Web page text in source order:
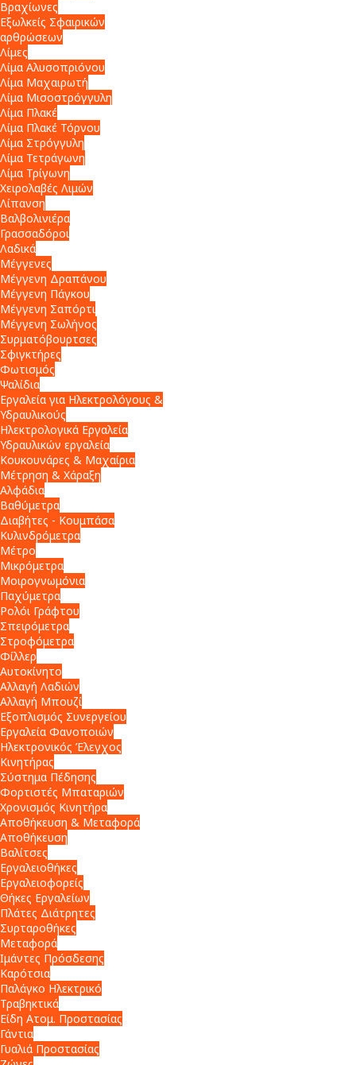
Βραχίωνες
Εξωλκείς Σφαιρικών
αρθρώσεων
Λίμες
Λίμα Αλυσοπριόνου
Λίμα Μαχαιρωτή
Λίμα Μισοστρόγγυλη
Λίμα Πλακέ
Λίμα Πλακέ Τόρνου
Λίμα Στρόγγυλη
Λίμα Τετράγωνη
Λίμα Τρίγωνη
Χειρολαβές Λιμών
Λίπανση
Βαλβολινιέρα
Γρασσαδόροι
Λαδικά
Μέγγενες
Μέγγενη Δραπάνου
Μέγγενη Πάγκου
Μέγγενη Σαπόρτι
Μέγγενη Σωλήνος
Συρματόβουρτσες
Σφιγκτήρες
Φωτισμός
Ψαλίδια
Εργαλεία για Ηλεκτρολόγους &
Υδραυλικούς
Ηλεκτρολογικά Εργαλεία
Υδραυλικών εργαλεία
Κουκουνάρες & Μαχαίρια
Μέτρηση & Χάραξη
Αλφάδια
Βαθύμετρα
Διαβήτες - Κουμπάσα
Κυλινδρόμετρα
Μέτρο
Μικρόμετρα
Μοιρογνωμόνια
Παχύμετρα
Ρολόι Γράφτου
Σπειρόμετρα
Στροφόμετρα
Φίλλερ
Αυτοκίνητο
Αλλαγή Λαδιών
Αλλαγή Μπουζί
Εξοπλισμός Συνεργείου
Εργαλεία Φανοποιών
Ηλεκτρονικός Έλεγχος
Κινητήρας
Σύστημα Πέδησης
Φορτιστές Μπαταριών
Χρονισμός Κινητήρα
Αποθήκευση & Μεταφορά
Αποθήκευση
Βαλίτσες
Εργαλειοθήκες
Εργαλειοφορείς
Θήκες Εργαλείων
Πλάτες Διάτρητες
Συρταροθήκες
Μεταφορά
Ιμάντες Πρόσδεσης
Καρότσια
Παλάγκο Ηλεκτρικό
Τραβηκτικά
Είδη Ατομ. Προστασίας
Γάντια
Γυαλιά Προστασίας